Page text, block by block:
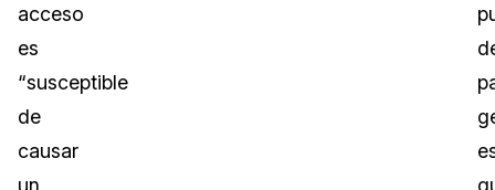
acceso
es
“susceptible
de
causar
un